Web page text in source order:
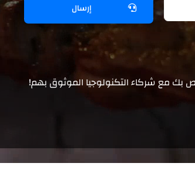
إرسال
بك مع شركاء التكنولوجيا الموثوق بهم!